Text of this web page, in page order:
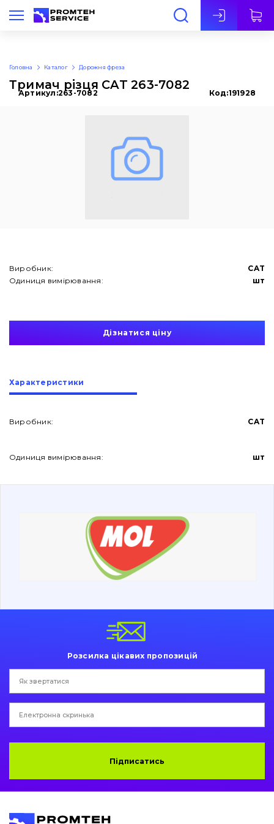
Укр
Про нас
Контакти
Вакансії
Фільтри та мастильні матеріали
Захист (ковша, адаптера)
Пальці та Втулки
Гідравліка
написати
листа
Головна Каталог Дорожня фреза
Тримач різця CAT 263-7082
Артикул:263-7082 Код:191928
Виробник:
CAT
Одиниця вимірювання:
шт
Дізнатися ціну
Характеристики
Виробник: CAT
Одиниця вимірювання: шт
Розсилка цікавих пропозицій
Підписатись